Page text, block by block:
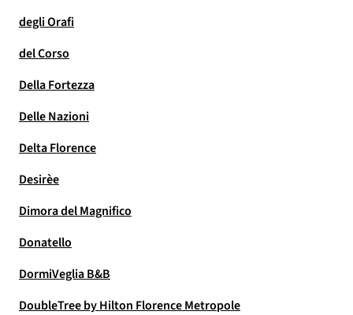
degli Orafi
del Corso
Della Fortezza
Delle Nazioni
Delta Florence
Desirèe
Dimora del Magnifico
Donatello
DormiVeglia B&B
DoubleTree by Hilton Florence Metropole